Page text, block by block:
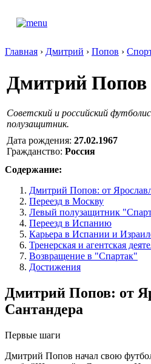
Главная › Дмитрий › Попов ›
Дмитрий Попов
Советский и российский
полузащитник.
Дата рождения: 27.02.1967
Гражданство: Россия
Содержание:
Дмитрий Попов: от
Переезд в Москву
Левый полузащитник
Переезд в Испанию
Карьера в Испании и
Тренерская и агентская
Возвращение в "Спартак"
Достижения
Дмитрий Попов: от
Сантандера
Первые шаги
Дмитрий Попов начал свою